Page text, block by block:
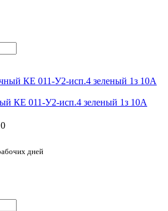
КЕ 011-У2-исп.4 зеленый 1з 10A
дней